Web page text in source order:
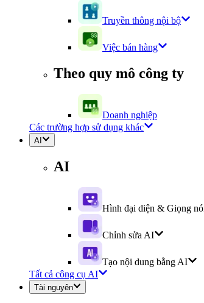
Truyền thông nội bộ
Việc bán hàng
Theo quy mô công ty
Doanh nghiệp
Các trường hợp sử dụng khác
AI
AI
Hình đại diện & Giọng
Chỉnh sửa AI
Tạo nội dung bằng AI
Tất cả công cụ AI
Tài nguyên